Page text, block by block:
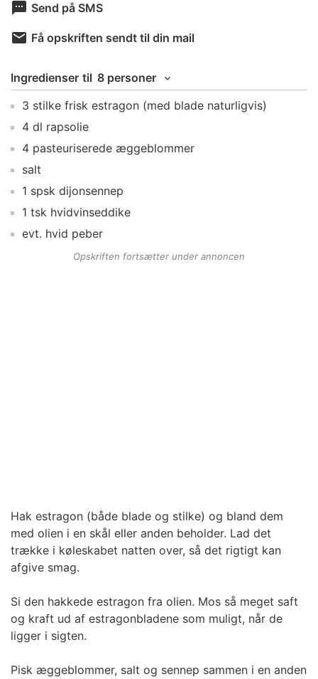
Send på SMS
Få opskriften sendt til din mail
Ingredienser til 8 personer
3 stilke frisk estragon (med blade naturligvis)
4 dl rapsolie
4 pasteuriserede æggeblommer
salt
1 spsk dijonsennep
1 tsk hvidvinseddike
evt. hvid peber
Opskriften fortsætter under annoncen
Hak estragon (både blade og stilke) og bland dem
med olien i en skål eller anden beholder. Lad det
trække i køleskabet natten over, så det rigtigt kan
afgive smag.
Si den hakkede estragon fra olien. Mos så meget saft
og kraft ud af estragonbladene som muligt, når de
ligger i sigten.
Pisk æggeblommer, salt og sennep sammen i en anden